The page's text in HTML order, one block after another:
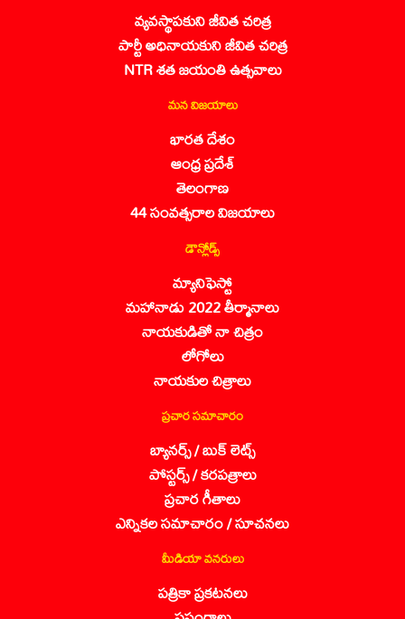
వ్యవస్థాపకుని జీవిత చరిత్ర
పార్టీ అధినాయకుని జీవిత చరిత్ర
NTR శత జయంతి ఉత్సవాలు
మన విజయాలు
భారత దేశం
ఆంధ్ర ప్రదేశ్
తెలంగాణ
44 సంవత్సరాల విజయాలు
డౌన్లోడ్స్
మ్యానిఫెస్టో
మహానాడు 2022 తీర్మానాలు
నాయకుడితో నా చిత్రం
లోగోలు
నాయకుల చిత్రాలు
ప్రచార సమాచారం
బ్యానర్స్ / బుక్ లెట్స్
పోస్టర్స్ / కరపత్రాలు
ప్రచార గీతాలు
ఎన్నికల సమాచారం / సూచనలు
మీడియా వనరులు
పత్రికా ప్రకటనలు